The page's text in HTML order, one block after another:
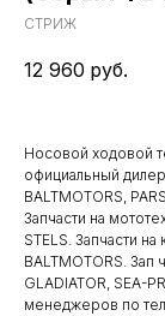
СТРИЖ
12 960 руб.
Носовой ходовой
официальный дилер
BALTMOTORS,
Запчасти на
STELS. Запчасти
BALTMOTORS. Зап
GLADIATOR, SEA-
менеджеров по